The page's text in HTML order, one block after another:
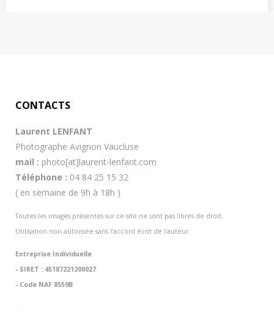
portrait enfants, portrait famille
CONTACTS
Laurent LENFANT
Photographe Avignon Vaucluse
mail : photo[at]laurent-lenfant.com
Téléphone : 04 84 25 15 32
( en semaine de 9h à 18h )
Toutes les images présentes sur ce site ne sont pas libres de droit.
Utilisation non autorisée sans l'accord écrit de l'auteur
Entreprise Individuelle
- SIRET : 45187221200027
- Code NAF 8559B